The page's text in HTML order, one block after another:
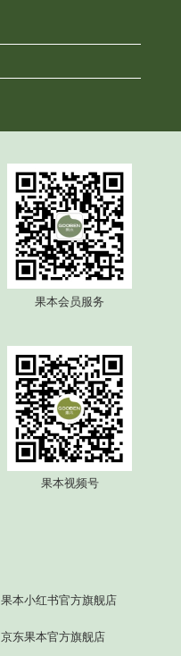
果本会员服务
果本视频号
果本小红书官方旗舰店
京东果本官方旗舰店